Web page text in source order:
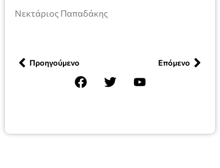
Νεκτάριος Παπαδάκης
Προηγούμενο Επόμενο